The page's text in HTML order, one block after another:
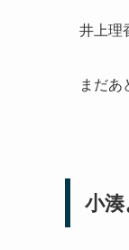
井上理
まだあ
小